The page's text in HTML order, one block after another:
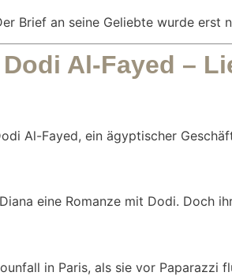
Brief an seine Geliebte wurde
Al-Fayed –
Al-Fayed, ein ägyptischer
eine Romanze mit Dodi. Doch
in Paris, als sie vor